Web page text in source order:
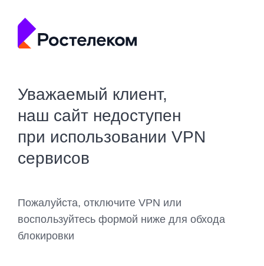
Уважаемый клиент,
наш сайт недоступен
при использовании VPN
сервисов
Пожалуйста, отключите VPN или
воспользуйтесь формой ниже для обхода
блокировки